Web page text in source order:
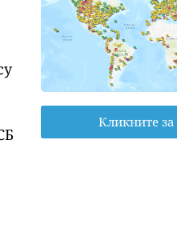
Кликните